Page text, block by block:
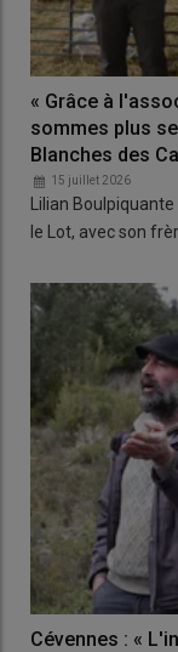
« Grâce à
sommes plus
Blanches des
15 juillet 2026
Lilian
le Lot, avec son
Cévennes : «